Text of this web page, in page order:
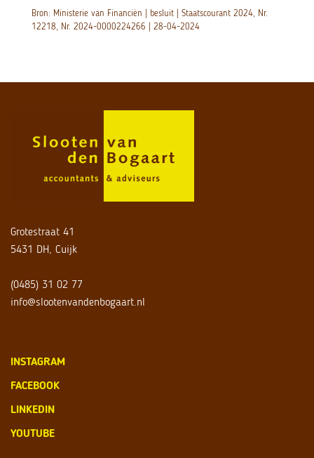
Bron: Ministerie van Financiën | besluit | Staatscourant 2024, Nr.
12218, Nr. 2024-0000224266 | 28-04-2024
Grotestraat 41
5431 DH, Cuijk
(0485) 31 02 77
info@slootenvandenbogaart.nl
INSTAGRAM
FACEBOOK
LINKEDIN
YOUTUBE